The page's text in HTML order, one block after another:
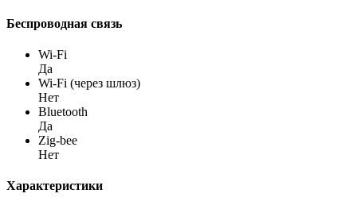
Беспроводная связь
Wi-Fi
Да
Wi-Fi (через шлюз)
Нет
Bluetooth
Да
Zig-bee
Нет
Характеристики